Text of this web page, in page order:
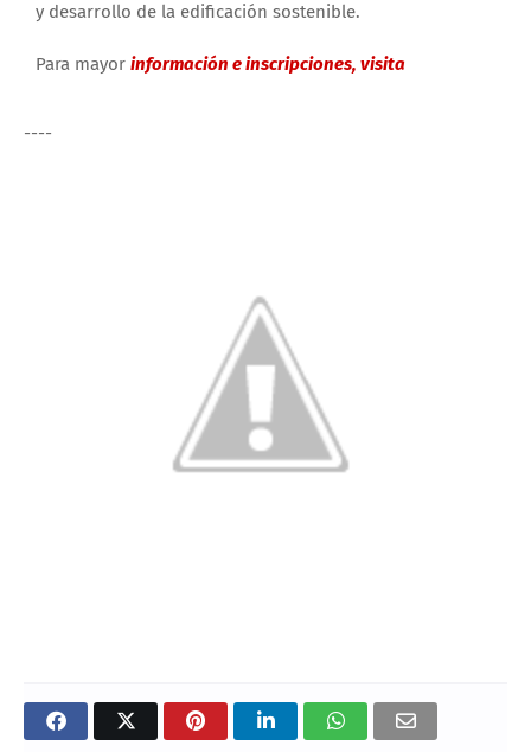
y desarrollo de la edificación sostenible.
Para mayor información e inscripciones, visita
----